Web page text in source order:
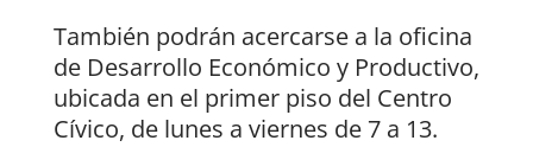
También podrán acercarse a la oficina
de Desarrollo Económico y Productivo,
ubicada en el primer piso del Centro
Cívico, de lunes a viernes de 7 a 13.